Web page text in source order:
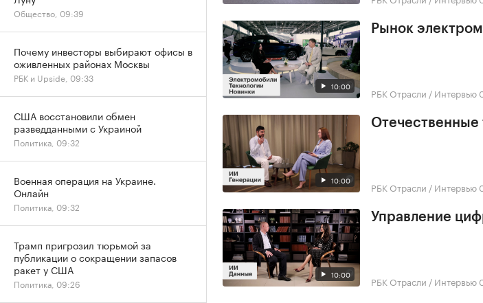
10:00
Рынок
РБК Отрасли / Интервью
10:00
Отечественные
РБК Отрасли / Интервью
10:00
Управление
РБК Отрасли / Интервью
Общество, 09:39
Почему инвесторы выбирают офисы в
оживленных районах Москвы
РБК и Upside, 09:33
США восстановили обмен
разведданными с Украиной
Политика, 09:32
Военная операция на Украине.
Онлайн
Политика, 09:32
Трамп пригрозил тюрьмой за
публикации о сокращении запасов
ракет у США
Политика, 09:26